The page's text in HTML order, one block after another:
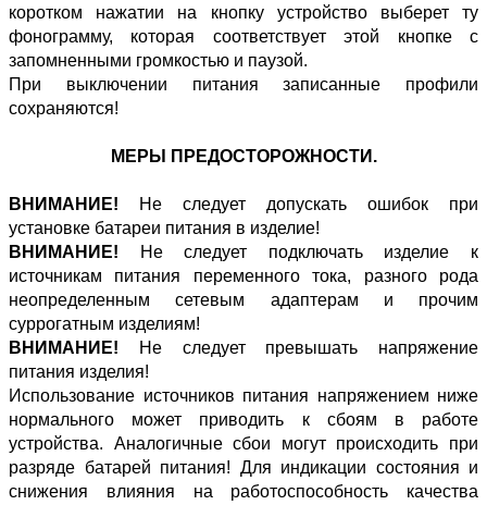
коротком нажатии на кнопку устройство выберет ту
фонограмму, которая соответствует этой кнопке с
запомненными громкостью и паузой.
При выключении питания записанные профили
сохраняются!
МЕРЫ ПРЕДОСТОРОЖНОСТИ.
ВНИМАНИЕ! Не следует допускать ошибок при
установке батареи питания в изделие!
ВНИМАНИЕ! Не следует подключать изделие к
источникам питания переменного тока, разного рода
неопределенным сетевым адаптерам и прочим
суррогатным изделиям!
ВНИМАНИЕ! Не следует превышать напряжение
питания изделия!
Использование источников питания напряжением ниже
нормального может приводить к сбоям в работе
устройства. Аналогичные сбои могут происходить при
разряде батарей питания! Для индикации состояния и
снижения влияния на работоспособность качества